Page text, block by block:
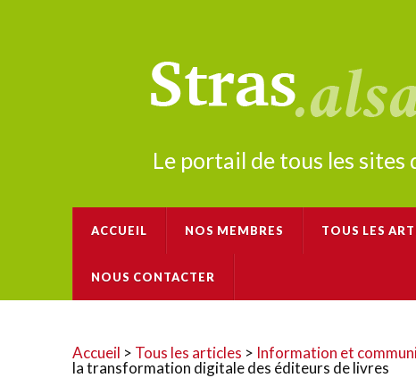
Le portail de tous les
ACCUEIL NOS MEMBRES TOUS LES
NOUS CONTACTER
Accueil > Tous les articles > Information et
la transformation digitale des éditeurs de livres